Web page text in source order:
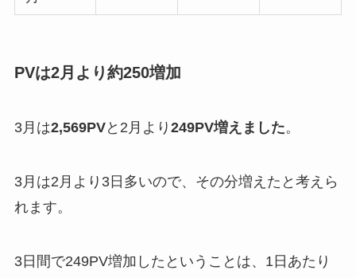
PVは2月より約250増加
3月は2,569PVと2月より 249PV増えました。
3月は2月より3日多いので、その分増えたと考えら
れます。
3日間で249PV増加したということは、1日あたり